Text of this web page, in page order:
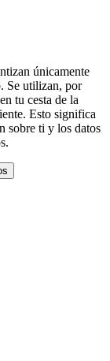
únicamente
Se utilizan, por
tu cesta de la
Esto significa
sobre ti y los datos